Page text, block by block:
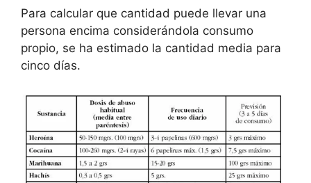
Para calcular que cantidad puede llevar una
persona encima considerándola consumo
propio, se ha estimado la cantidad media para
cinco días.